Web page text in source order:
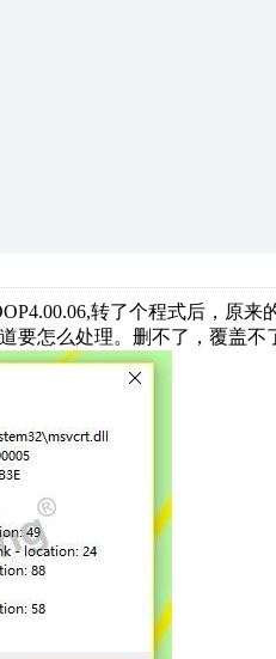
转了个程式后，原
要怎么处理。删不了，覆盖不